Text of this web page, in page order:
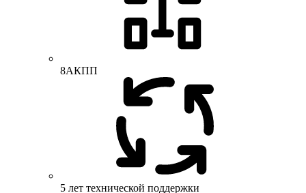
8АКПП
5 лет технической поддержки